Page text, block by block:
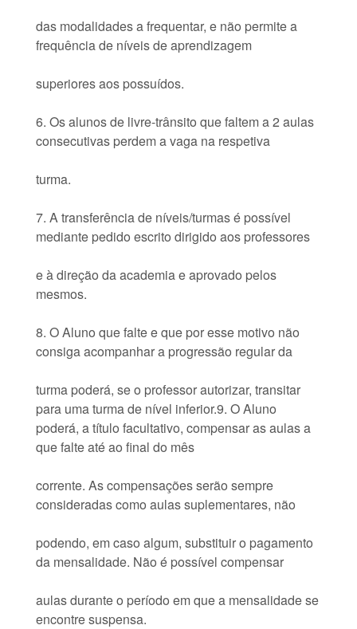
das modalidades a frequentar, e não permite a
frequência de níveis de aprendizagem
superiores aos possuídos.
6. Os alunos de livre-trânsito que faltem a 2 aulas
consecutivas perdem a vaga na respetiva
turma.
7. A transferência de níveis/turmas é possível
mediante pedido escrito dirigido aos professores
e à direção da academia e aprovado pelos
mesmos.
8. O Aluno que falte e que por esse motivo não
consiga acompanhar a progressão regular da
turma poderá, se o professor autorizar, transitar
para uma turma de nível inferior.9. O Aluno
poderá, a título facultativo, compensar as aulas a
que falte até ao final do mês
corrente. As compensações serão sempre
consideradas como aulas suplementares, não
podendo, em caso algum, substituir o pagamento
da mensalidade. Não é possível compensar
aulas durante o período em que a mensalidade se
encontre suspensa.